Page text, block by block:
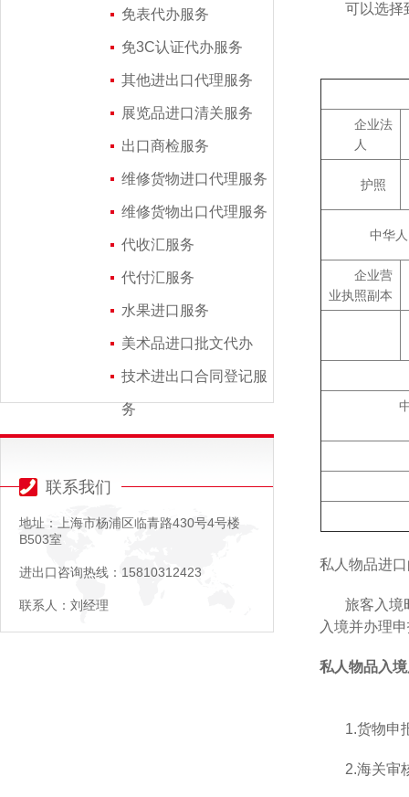
免表代办服务
免3C认证代办服务
其他进出口代理服务
展览品进口清关服务
出口商检服务
维修货物进口代理服务
维修货物出口代理服务
代收汇服务
代付汇服务
水果进口服务
美术品进口批文代办
技术进出口合同登记服
务
联系我们
地址：上海市杨浦区临青路430号4号楼
B503室
进出口咨询热线：15810312423
联系人：刘经理
可以选择
企业法
人
护照
中华
企业营
业执照副本
私人物品进
旅客入境
入境并办理
私人物品入
1.货物申
2.海关审